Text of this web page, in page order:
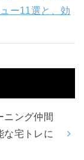
ー11選と、効
ニング仲間
な宅トレに